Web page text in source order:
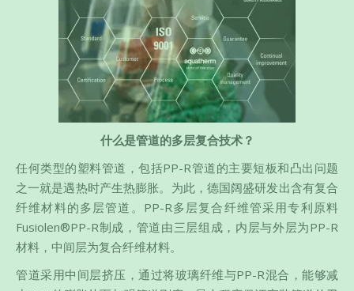
什么是管道的多层复合技术？
任何类型的塑料管道，包括PP-R管道的主要短板和凸出问题
之一就是遇热时产生热膨胀。为此，德国阔盛研发出含有复合
纤维材料的多层管道。PP-R多层复合纤维管采用专利原料
Fusiolen®PP-R制成，管道由三层组成，内层与外层为PP-R
材料，中间层为复合纤维材料。
管道采用中间层挤压，通过将玻璃纤维与PP-R混合，能够减